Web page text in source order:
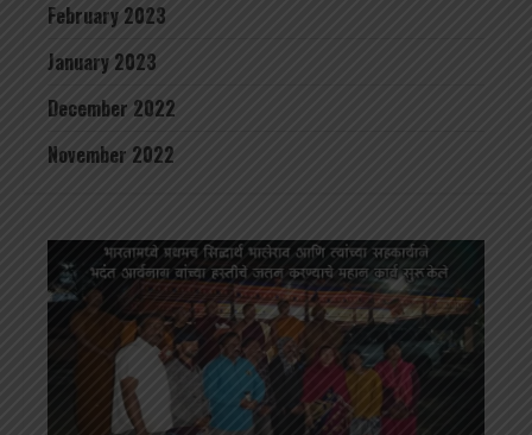
February 2023
January 2023
December 2022
November 2022